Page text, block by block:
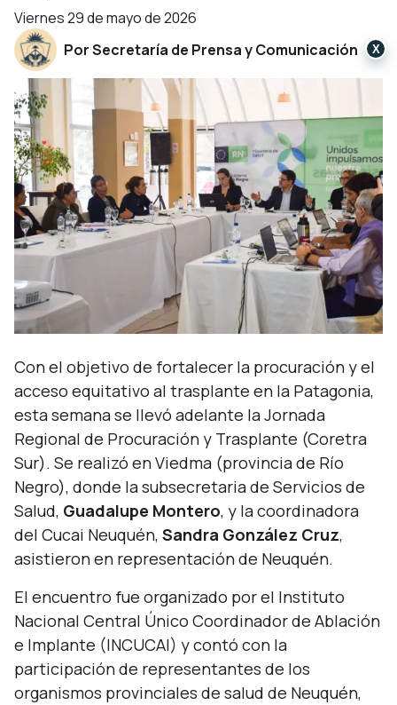
viernes 29 de mayo de 2026
Por Secretaría de Prensa y Comunicación
Con el objetivo de fortalecer la procuración y el
acceso equitativo al trasplante en la Patagonia,
esta semana se llevó adelante la Jornada
Regional de Procuración y Trasplante (Coretra
Sur). Se realizó en Viedma (provincia de Río
Negro), donde la subsecretaria de Servicios de
Salud, Guadalupe Montero, y la coordinadora
del Cucai Neuquén, Sandra González Cruz,
asistieron en representación de Neuquén.
El encuentro fue organizado por el Instituto
Nacional Central Único Coordinador de Ablación
e Implante (INCUCAI) y contó con la
participación de representantes de los
organismos provinciales de salud de Neuquén,
X